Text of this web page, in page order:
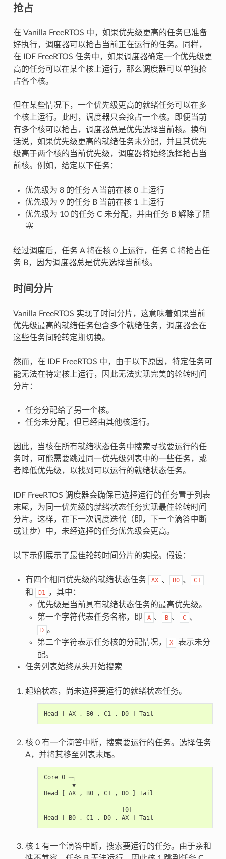
抢占
在 Vanilla FreeRTOS 中，如果优先级更高的任务已准备
好执行，调度器可以抢占当前正在运行的任务。同样，
在 IDF FreeRTOS 任务中，如果调度器确定一个优先级更
高的任务可以在某个核上运行，那么调度器可以单独抢
占各个核。
但在某些情况下，一个优先级更高的就绪任务可以在多
个核上运行。此时，调度器只会抢占一个核。即便当前
有多个核可以抢占，调度器总是优先选择当前核。换句
话说，如果优先级更高的就绪任务未分配，并且其优先
级高于两个核的当前优先级，调度器将始终选择抢占当
前核。例如，给定以下任务：
优先级为 8 的任务 A 当前在核 0 上运行
优先级为 9 的任务 B 当前在核 1 上运行
优先级为 10 的任务 C 未分配，并由任务 B 解除了阻
塞
经过调度后，任务 A 将在核 0 上运行，任务 C 将抢占任
务 B，因为调度器总是优先选择当前核。
时间分片
Vanilla FreeRTOS 实现了时间分片，这意味着如果当前
优先级最高的就绪任务包含多个就绪任务，调度器会在
这些任务间轮转定期切换。
然而，在 IDF FreeRTOS 中，由于以下原因，特定任务可
能无法在特定核上运行，因此无法实现完美的轮转时间
分片：
任务分配给了另一个核。
任务未分配，但已经由其他核运行。
因此，当核在所有就绪状态任务中搜索寻找要运行的任
务时，可能需要跳过同一优先级列表中的一些任务，或
者降低优先级，以找到可以运行的就绪状态任务。
IDF FreeRTOS 调度器会确保已选择运行的任务置于列表
末尾，为同一优先级的就绪状态任务实现最佳轮转时间
分片。这样，在下一次调度迭代（即，下一个滴答中断
或让步）中，未经选择的任务优先级会更高。
以下示例展示了最佳轮转时间分片的实操。假设：
有四个相同优先级的就绪状态任务 AX 、 B0 、 C1
和 D1 ，其中：
优先级是当前具有就绪状态任务的最高优先级。
第一个字符代表任务名称，即
A 、 B 、 C 、
D 。
第二个字符表示任务核的分配情况，
X
表示未分
配。
任务列表始终从头开始搜索
起始状态，尚未选择要运行的就绪状态任务。
核 0 有一个滴答中断，搜索要运行的任务。选择任务
A，并将其移至列表末尾。
Core 0 ─┐
        ▼
Head [ AX , B0 , C1 , D0 ] Tail
                      [0]
核 1 有一个滴答中断，搜索要运行的任务。由于亲和